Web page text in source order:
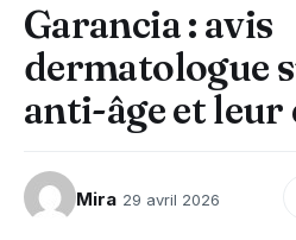
Garancia : avis
dermatologue
anti-âge et
Mira 29 avril 2026